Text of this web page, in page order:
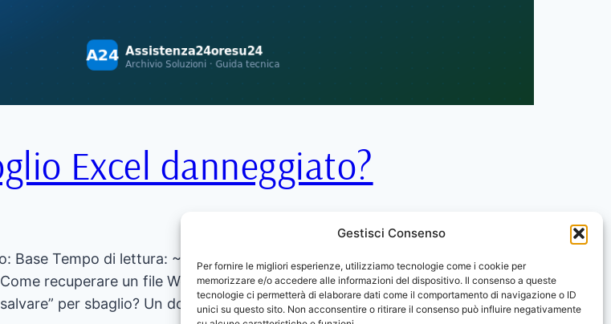
Gestisci Consenso
Per fornire le migliori esperienze, utilizziamo tecnologie come i cookie per
memorizzare e/o accedere alle informazioni del dispositivo. Il consenso a queste
tecnologie ci permetterà di elaborare dati come il comportamento di navigazione o ID
unici su questo sito. Non acconsentire o ritirare il consenso può influire negativamente
Excel danneggiato?
Base Tempo di lettura: ~8 minuti recupero file Word Excel AutoRecover
recuperare un file Word o Excel non salvato o danneggiato Excel si è
per sbaglio? Un documento Word…